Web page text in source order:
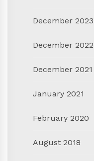
December 2023
December 2022
December 2021
January 2021
February 2020
August 2018